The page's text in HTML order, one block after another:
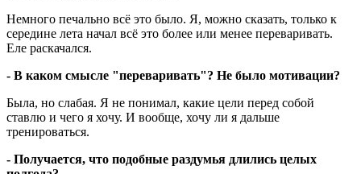
Немного печально всё это было. Я, можно сказать, только к
середине лета начал всё это более или менее переваривать.
Еле раскачался.
- В каком смысле "переваривать"? Не было мотивации?
Была, но слабая. Я не понимал, какие цели перед собой
ставлю и чего я хочу. И вообще, хочу ли я дальше
тренироваться.
- Получается, что подобные раздумья длились целых